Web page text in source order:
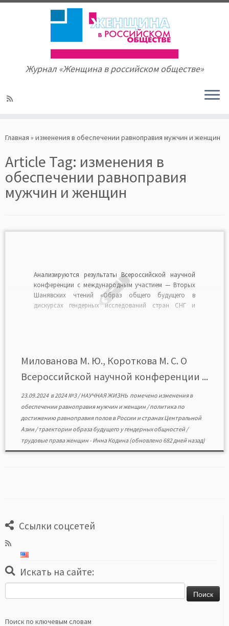
to
Журнал «Женщина в российском обществе»
Главная » изменения в обеспечении равноправия мужчин и женщин
Article Tag: изменения в
обеспечении равноправия
мужчин и женщин
Анализируются результаты Всероссийской научной
конференции с международным участием — Вторых
Шанявских чтений «Образ общего будущего в
дискурсах гендерных исследований стран СНГ и
Милованова М. Ю., Короткова М. С. О
Всероссийской научной конференции ...
23.09.2024в2024 №3/НАУЧНАЯ ЖИЗНЬ помечено изменения в
обеспечении равноправия мужчин и женщин /политика по
достижению равноправия полов в России и странах Центральной
Азии /траектории образа будущего у гендерных общностей/
трудовые права женщин - Инна Кодина(обновлено 682 дней назад)
Ссылки соцсетей
Искать на сайте:
Поиск по ключевым словам